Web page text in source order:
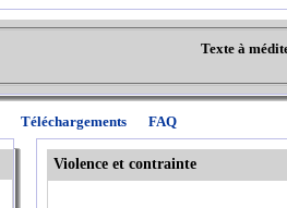
Texte à
Téléchargements FAQ
Violence et contrainte